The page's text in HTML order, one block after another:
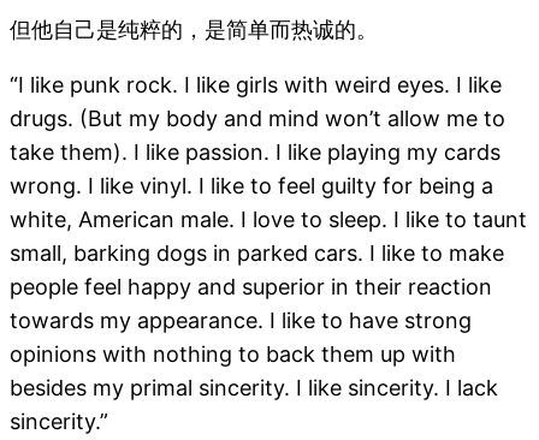
但他自己是纯粹的，是简单而热诚的。
“I like punk rock. I like girls with weird eyes. I like
drugs. (But my body and mind won’t allow me to
take them). I like passion. I like playing my cards
wrong. I like vinyl. I like to feel guilty for being a
white, American male. I love to sleep. I like to taunt
small, barking dogs in parked cars. I like to make
people feel happy and superior in their reaction
towards my appearance. I like to have strong
opinions with nothing to back them up with
besides my primal sincerity. I like sincerity. I lack
sincerity.”